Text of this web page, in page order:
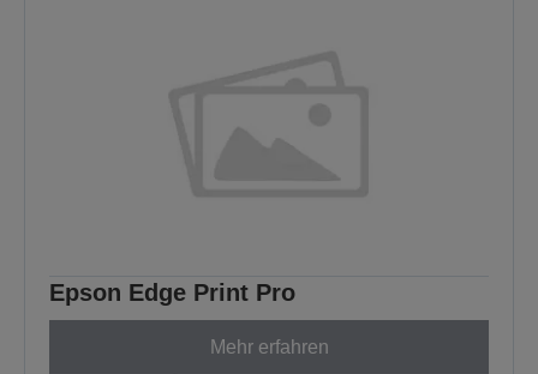
Epson Edge Print Pro
Mehr erfahren